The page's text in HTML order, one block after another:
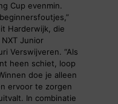
Cup evenmin.
Harderwijk, die
Junior
Verswijveren. “Als
heen schiet, loop
doe je alleen
ervoor te zorgen
In combinatie